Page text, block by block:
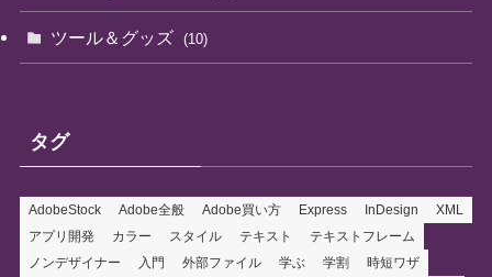
ツール＆グッズ (10)
タグ
AdobeStock Adobe全般 Adobe買い方 Express InDesign
XML
アプリ開発
カラー スタイル テキスト
テキストフレーム
ノンデザイナー
入門 外部ファイル 学ぶ 学割 時短ワザ